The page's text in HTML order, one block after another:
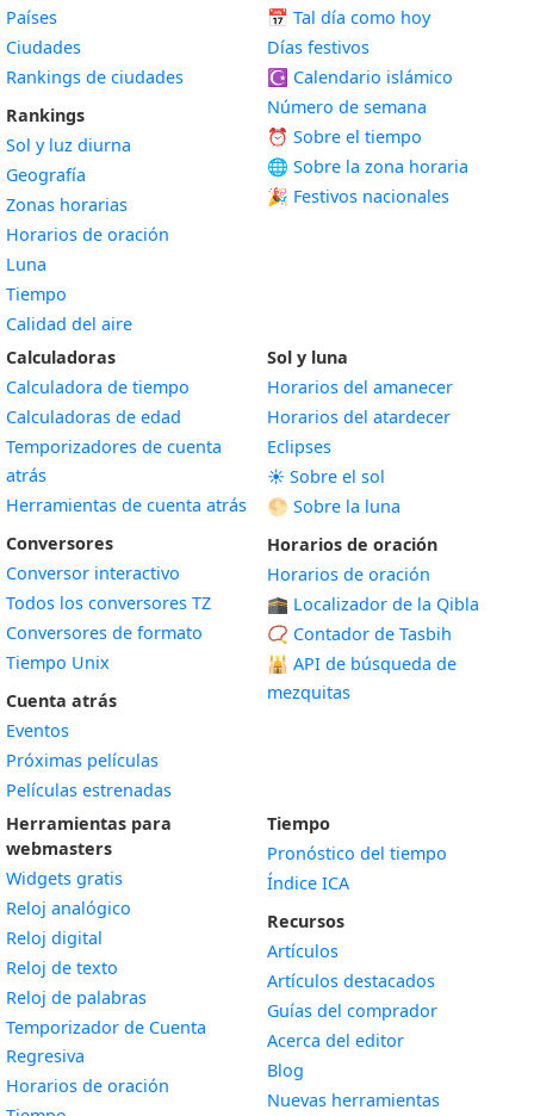
Países
Ciudades
Rankings de ciudades
Rankings
Sol y luz diurna
Geografía
Zonas horarias
Horarios de oración
Luna
Tiempo
Calidad del aire
📅 Tal día como hoy
Días festivos
☪️ Calendario islámico
Número de semana
⏰ Sobre el tiempo
🌐 Sobre la zona horaria
🎉 Festivos nacionales
Calculadoras
Calculadora de tiempo
Calculadoras de edad
Temporizadores de cuenta
atrás
Herramientas de cuenta atrás
Conversores
Conversor interactivo
Todos los conversores TZ
Conversores de formato
Tiempo Unix
Cuenta atrás
Eventos
Próximas películas
Películas estrenadas
Sol y luna
Horarios del amanecer
Horarios del atardecer
Eclipses
☀️ Sobre el sol
🌕 Sobre la luna
Horarios de oración
Horarios de oración
🕋 Localizador de la Qibla
📿 Contador de Tasbih
🕌 API de búsqueda de
mezquitas
Herramientas para
webmasters
Widgets gratis
Reloj analógico
Reloj digital
Reloj de texto
Reloj de palabras
Temporizador de Cuenta
Regresiva
Horarios de oración
Tiempo
Pronóstico del tiempo
Índice ICA
Recursos
Artículos
Artículos destacados
Guías del comprador
Acerca del editor
Blog
Nuevas herramientas